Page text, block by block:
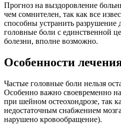
Прогноз на выздоровление
чем сомнителен, так как все
способны устранить разрушение
головные боли с единственной
болезни, вполне возможно.
Особенности
Частые головные боли нельзя
Особенно важно своевременно
при шейном остеохондрозе, так
недостаточным снабжением
нарушено кровообращение).